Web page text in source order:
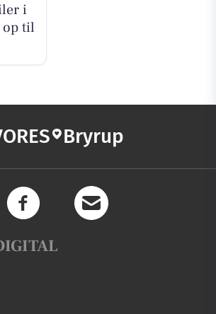
i
op til
Bryrup